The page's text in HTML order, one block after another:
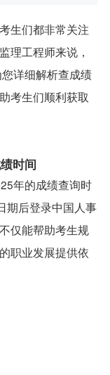
生们都非常关注
理工程师来说，
详细解析查成绩
考生们顺利获取
时间
年的成绩查询时
期后登录中国人事
仅能帮助考生规
职业发展提供依